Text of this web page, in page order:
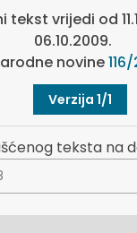
tekst vrijedi od
06.10.2009.
novine
Verzija 1/1
teksta na